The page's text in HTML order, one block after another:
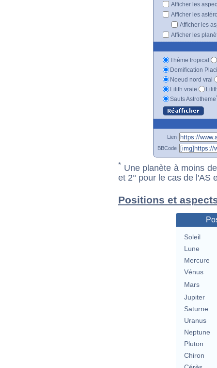
Afficher les
Afficher les
Afficher les
Afficher les
Thème tropical
Domification
Noeud nord vrai
Lilith vraie
Sauts Astrotheme
Lien
BBCode
* Une planète à moins
et 2° pour le cas de l'AS
Positions et
Soleil
Lune
Mercure
Vénus
Mars
Jupiter
Saturne
Uranus
Neptune
Pluton
Chiron